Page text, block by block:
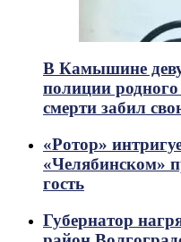
В Камышине
полиции
смерти забил
«Ротор»
«Челябинском»
гость
Губернатор